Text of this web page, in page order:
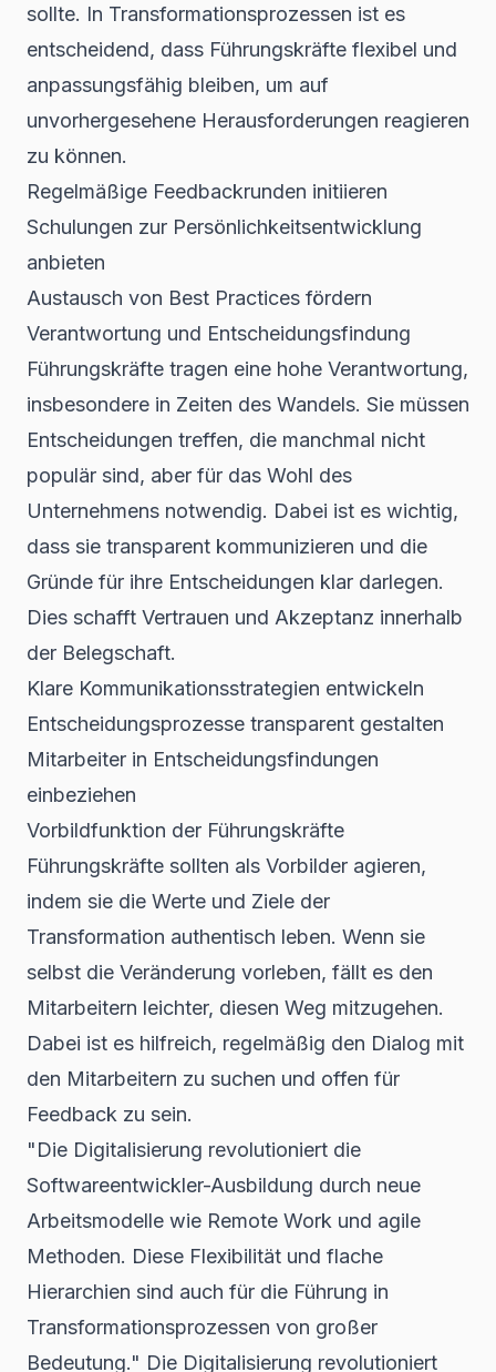
sollte. In Transformationsprozessen ist es
entscheidend, dass Führungskräfte flexibel und
anpassungsfähig bleiben, um auf
unvorhergesehene Herausforderungen reagieren
zu können.
Regelmäßige Feedbackrunden initiieren
Schulungen zur Persönlichkeitsentwicklung
anbieten
Austausch von Best Practices fördern
Verantwortung und Entscheidungsfindung
Führungskräfte tragen eine hohe Verantwortung,
insbesondere in Zeiten des Wandels. Sie müssen
Entscheidungen treffen, die manchmal nicht
populär sind, aber für das Wohl des
Unternehmens notwendig. Dabei ist es wichtig,
dass sie transparent kommunizieren und die
Gründe für ihre Entscheidungen klar darlegen.
Dies schafft Vertrauen und Akzeptanz innerhalb
der Belegschaft.
Klare Kommunikationsstrategien entwickeln
Entscheidungsprozesse transparent gestalten
Mitarbeiter in Entscheidungsfindungen
einbeziehen
Vorbildfunktion der Führungskräfte
Führungskräfte sollten als Vorbilder agieren,
indem sie die Werte und Ziele der
Transformation authentisch leben. Wenn sie
selbst die Veränderung vorleben, fällt es den
Mitarbeitern leichter, diesen Weg mitzugehen.
Dabei ist es hilfreich, regelmäßig den Dialog mit
den Mitarbeitern zu suchen und offen für
Feedback zu sein.
"Die Digitalisierung revolutioniert die
Softwareentwickler-Ausbildung durch neue
Arbeitsmodelle wie Remote Work und agile
Methoden. Diese Flexibilität und flache
Hierarchien sind auch für die Führung in
Transformationsprozessen von großer
Bedeutung." Die Digitalisierung revolutioniert